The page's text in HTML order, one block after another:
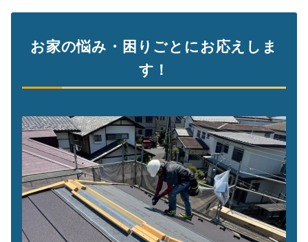
お家の悩み・困りごとにお応えしま
す！